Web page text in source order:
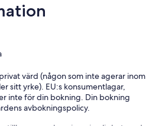
värd (någon som inte agerar inom
sitt yrke). EU:s konsumentlagar,
inte för din bokning. Din bokning
avbokningspolicy.